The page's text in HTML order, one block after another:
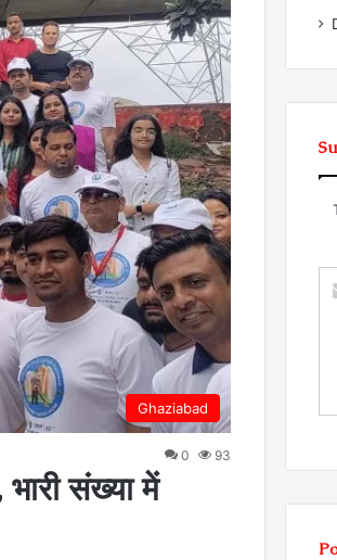
Ghaziabad
0 93
संख्या में